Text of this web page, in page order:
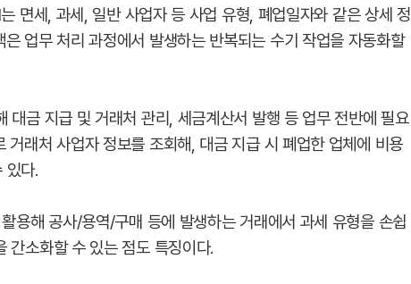
면세, 과세, 일반 사업자 등 사업 유형, 폐업일자와 같은 상세 정
업무 처리 과정에서 발생하는 반복되는 수기 작업을 자동화할
대금 지급 및 거래처 관리, 세금계산서 발행 등 업무 전반에 필요
거래처 사업자 정보를 조회해, 대금 지급 시 폐업한 업체에 비용
있다.
용해 공사/용역/구매 등에 발생하는 거래에서 과세 유형을 손쉽
간소화할 수 있는 점도 특징이다.